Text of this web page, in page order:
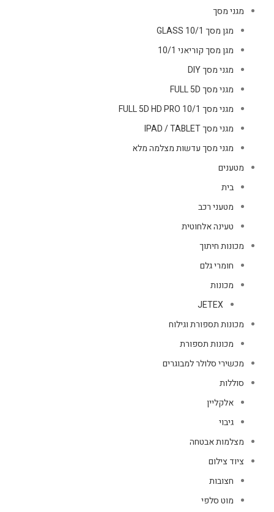
מגני מסך
מגן מסך GLASS 10/1
מגן מסך קוריאני 10/1
מגני מסך DIY
מגני מסך FULL 5D
מגני מסך FULL 5D HD PRO 10/1
מגני מסך IPAD / TABLET
מגני מסך עדשות מצלמה מלא
מטענים
בית
מטעני רכב
טעינה אלחוטית
מכונות חיתוך
חומרי גלם
מכונות
JETEX
מכונות תספורת וגילוח
מכונות תספורת
מכשירי סלולר למבוגרים
סוללות
אלקליין
גיבוי
מצלמות אבטחה
ציוד צילום
חצובות
מוט סלפי